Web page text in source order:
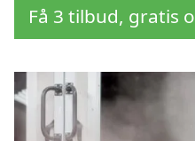
Få 3 tilbud, gratis